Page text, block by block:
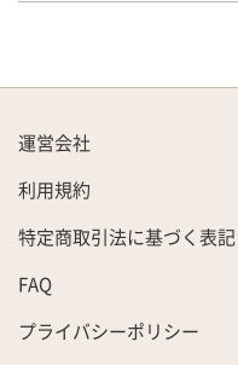
運営会社
利用規約
特定商取引法に基づく表記
FAQ
プライバシーポリシー